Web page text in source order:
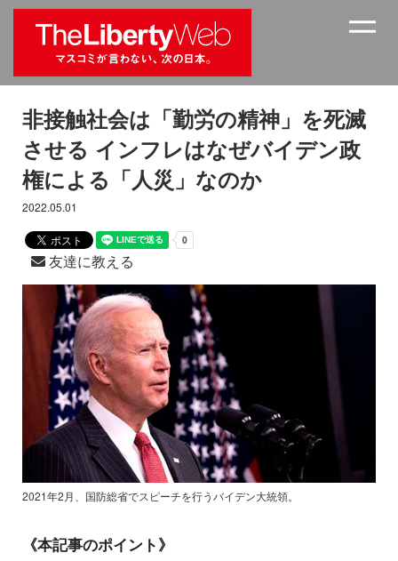
非接触社会は「勤労の精神」を死滅
させる インフレはなぜバイデン政
権による「人災」なのか
2022.05.01
友達に教える
2021年2月、国防総省でスピーチを行うバイデン大統領。
《本記事のポイント》